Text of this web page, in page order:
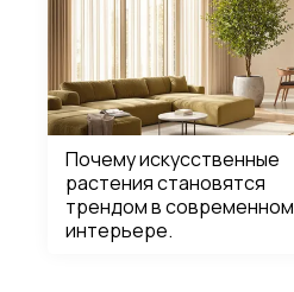
Почему искусственные
растения становятся
трендом в современном
интерьере.